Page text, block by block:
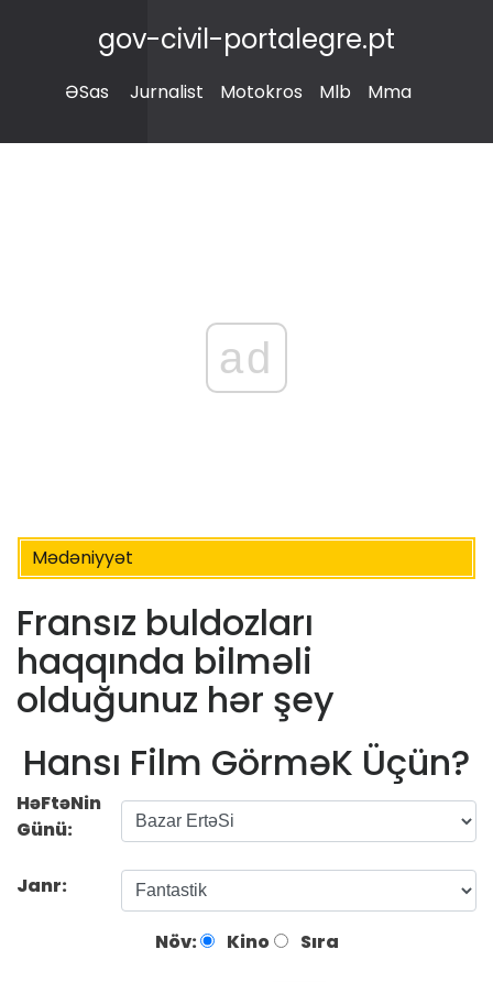
gov-civil-portalegre.pt
ƏSas Jurnalist Motokros Mlb Mma
ad
Mədəniyyət
Fransız buldozları
haqqında bilməli
olduğunuz hər şey
Hansı Film GörməK Üçün?
HəFtəNin
Günü:
Janr:
Növ: Kino Sıra